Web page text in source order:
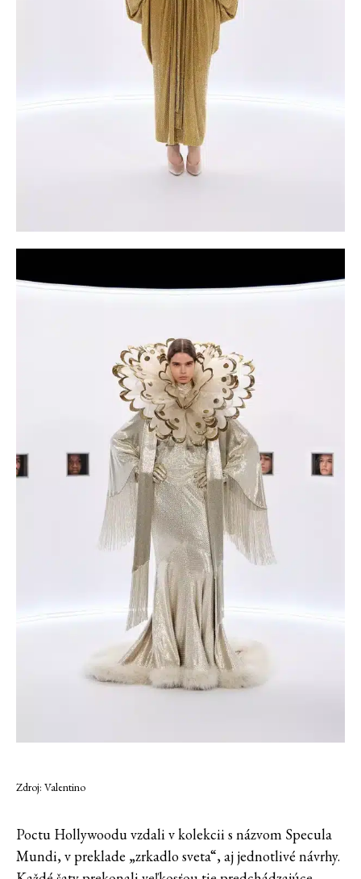
Zdroj: Valentino
Poctu Hollywoodu vzdali v kolekcii s názvom Specula
Mundi, v preklade „zrkadlo sveta“, aj jednotlivé návrhy.